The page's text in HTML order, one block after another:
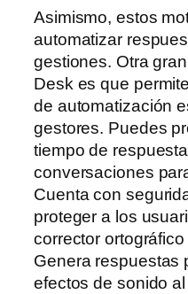
Asimismo, estos
automatizar
gestiones. Otra
Desk es que
de automatización
gestores. Puedes
tiempo de
conversaciones
Cuenta con
proteger a los
corrector
Genera respuestas
efectos de sonido